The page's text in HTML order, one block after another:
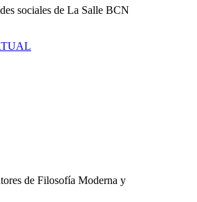
sociales de La Salle BCN
de Filosofía Moderna y